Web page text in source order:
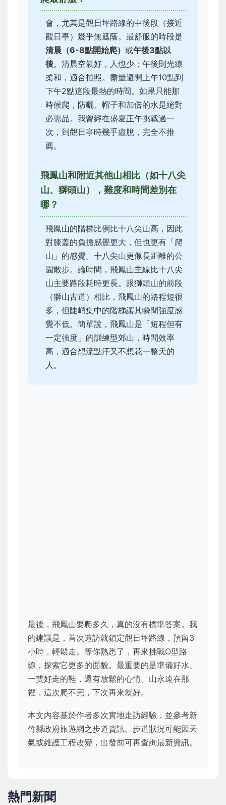
會，尤其是觀日坪路線的中後段（接近
觀日亭）幾乎無遮蔭。最舒服的時段是
清晨（6-8點開始爬） 或午後3點以
後。清晨空氣好，人也少；午後則光線
柔和，適合拍照。盡量避開上午10點到
下午2點這段最熱的時間。如果只能那
時候爬，防曬、帽子和加倍的水是絕對
必需品。我曾經在盛夏正午挑戰過一
次，到觀日亭時幾乎虛脫，完全不推
薦。
飛鳳山和附近其他山相比（如十八尖
山、獅頭山），難度和時間差別在
哪？
飛鳳山的階梯比例比十八尖山高，因此
對膝蓋的負擔感覺更大，但也更有「爬
山」的感覺。十八尖山更像長距離的公
園散步。論時間，飛鳳山主線比十八尖
山主要路段耗時更長。跟獅頭山的前段
（獅山古道）相比，飛鳳山的路程短很
多，但陡峭集中的階梯讓其瞬間強度感
覺不低。簡單說，飛鳳山是「短程但有
一定強度」的訓練型郊山，時間效率
高，適合想流點汗又不想花一整天的
人。
最後，飛鳳山要爬多久，真的沒有標準答案。我
的建議是，首次造訪就鎖定觀日坪路線，預留3
小時，輕鬆走。等你熟悉了，再來挑戰O型路
線，探索它更多的面貌。最重要的是準備好水、
一雙好走的鞋，還有放鬆的心情。山永遠在那
裡，這次爬不完，下次再來就好。
本文內容基於作者多次實地走訪經驗，並參考新
竹縣政府旅遊網之步道資訊。步道狀況可能因天
氣或維護工程改變，出發前可再查詢最新資訊。
熱門新聞